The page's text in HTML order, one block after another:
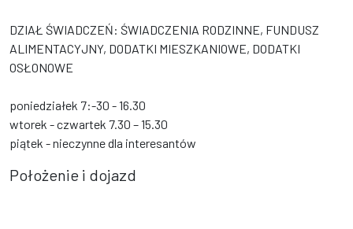
DZIAŁ ŚWIADCZEŃ: ŚWIADCZENIA RODZINNE, FUNDUSZ
ALIMENTACYJNY, DODATKI MIESZKANIOWE, DODATKI
OSŁONOWE
poniedziałek 7:-30 - 16.30
wtorek - czwartek 7.30 – 15.30
piątek - nieczynne dla interesantów
Położenie i dojazd